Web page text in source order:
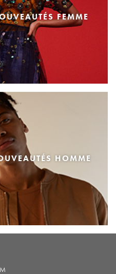
FEMME
HOMME